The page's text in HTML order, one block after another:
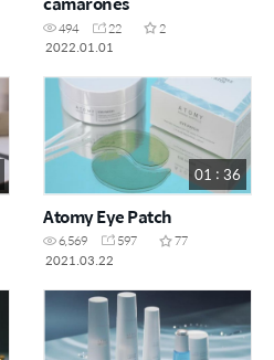
494 22
2
2022.01.01
01 : 36
Atomy Eye Patch
6,569 597
77
2021.03.22